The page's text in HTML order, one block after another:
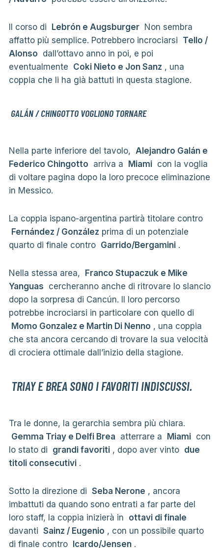
Il corso di Lebrón e AugsburgerNon sembra
affatto più semplice. Potrebbero incrociarsi Tello /
Alonso dall’ottavo anno in poi, e poi
eventualmente Coki Nieto e Jon Sanz , una
coppia che li ha già battuti in questa stagione.
GALÁN / CHINGOTTO VOGLIONO TORNARE
Nella parte inferiore del tavolo, Alejandro Galán e
Federico Chingotto arriva a Miamicon la voglia
di voltare pagina dopo la loro precoce eliminazione
in Messico.
La coppia ispano-argentina partirà titolare contro
Fernández / González prima di un potenziale
quarto di finale contro Garrido/Bergamini.
Nella stessa area, Franco Stupaczuk e Mike
Yanguas cercheranno anche di ritrovare lo slancio
dopo la sorpresa di Cancún. Il loro percorso
potrebbe incrociarsi in particolare con quello di
Momo Gonzalez e Martin Di Nenno , una coppia
che sta ancora cercando di trovare la sua velocità
di crociera ottimale dall’inizio della stagione.
TRIAY E BREA SONO I FAVORITI INDISCUSSI.
Tra le donne, la gerarchia sembra più chiara.
Gemma Triay e Delfi Brea atterrare a Miamicon
lo stato di grandi favoriti, dopo aver vinto due
titoli consecutivi.
Sotto la direzione di Seba Nerone , ancora
imbattuti da quando sono entrati a far parte del
loro staff, la coppia inizierà in ottavi di finale
davanti Sainz / Eugenio , con un possibile quarto
di finale contro Icardo/Jensen.